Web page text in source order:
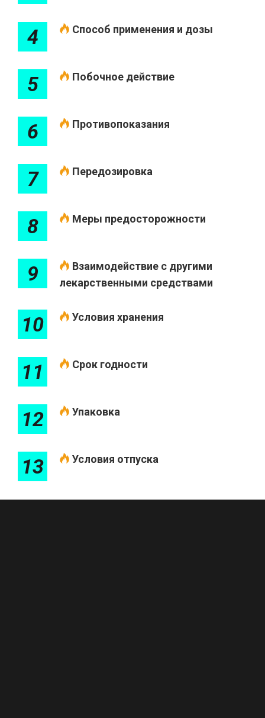
4 Способ применения и дозы
5 Побочное действие
6 Противопоказания
7 Передозировка
8 Меры предосторожности
9
Взаимодействие с другими
лекарственными средствами
10 Условия хранения
11 Срок годности
12 Упаковка
13 Условия отпуска